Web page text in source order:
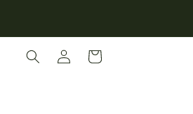
PrisijungtiKrepšelis